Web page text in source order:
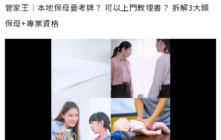
管家王︱本地保母要考牌？ 可以上門教埋書？ 拆解3大類
保母+專業資格